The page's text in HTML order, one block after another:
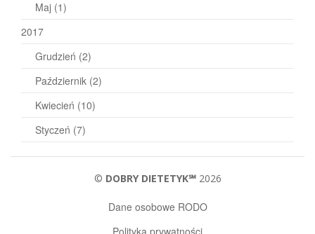
Maj (1)
2017
Grudzień (2)
Październik (2)
Kwiecień (10)
Styczeń (7)
© DOBRY DIETETYK℠2026
Dane osobowe RODO